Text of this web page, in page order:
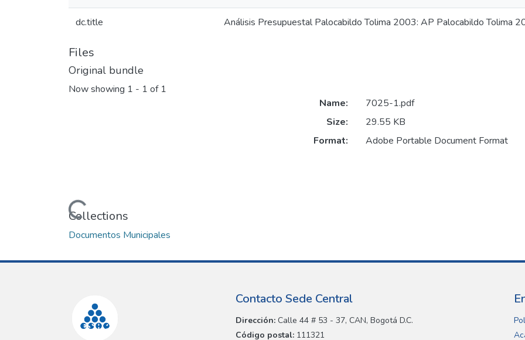
dc.title Análisis Presupuestal Palocabildo Tolima 2003: AP Palocabildo Tolima
Files
Original bundle
Now showing 1 - 1 of 1
Loading...
Name:
7025-1.pdf
Size:
29.55 KB
Format:
Adobe Portable Document Format
Collections
Documentos Municipales
Contacto Sede Central
Dirección: Calle 44 # 53 - 37, CAN, Bogotá D.C.
Código postal: 111321